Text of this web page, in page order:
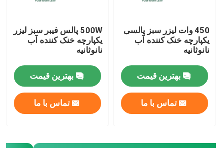
450 وات لیزر سبز پالسی
یکپارچه خنک کننده آب
نانوثانیه
بهترین قیمت
تماس با ما
500W پالس فیبر سبز لیزر
یکپارچه خنک کننده آب
نانوثانیه
بهترین قیمت
تماس با ما